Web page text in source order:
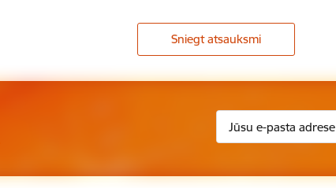
Sniegt atsauksmi